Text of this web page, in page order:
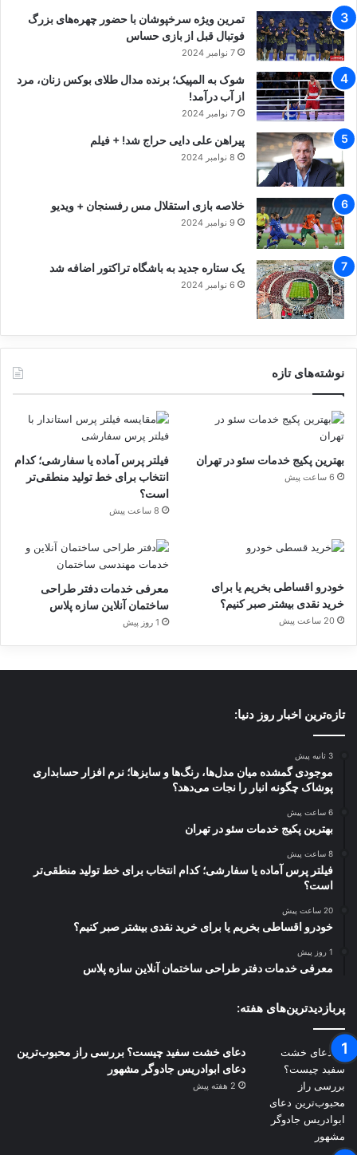
تمرین ویژه سرخپوشان با حضور چهره‌های بزرگ
فوتبال قبل از بازی حساس
7 نوامبر 2024
شوک به المپیک؛ برنده مدال طلای بوکس زنان، مرد
از آب درآمد!
7 نوامبر 2024
پیراهن علی دایی حراج شد! + فیلم
8 نوامبر 2024
خلاصه بازی استقلال مس رفسنجان + ویدیو
9 نوامبر 2024
یک ستاره جدید به باشگاه تراکتور اضافه شد
6 نوامبر 2024
نوشته‌های تازه
بهترین پکیج خدمات سئو در تهران
6 ساعت پیش
فیلتر پرس آماده یا سفارشی؛ کدام
انتخاب برای خط تولید منطقی‌تر
است؟
8 ساعت پیش
خودرو اقساطی بخریم یا برای
خرید نقدی بیشتر صبر کنیم؟
20 ساعت پیش
معرفی خدمات دفتر طراحی
ساختمان آنلاین سازه پلاس
1 روز پیش
تازه‌ترین اخبار روز دنیا:
3 ثانیه پیش
موجودی گمشده میان مدل‌ها، رنگ‌ها و سایزها؛ نرم افزار حسابداری
پوشاک چگونه انبار را نجات می‌دهد؟
6 ساعت پیش
بهترین پکیج خدمات سئو در تهران
8 ساعت پیش
فیلتر پرس آماده یا سفارشی؛ کدام انتخاب برای خط تولید منطقی‌تر
است؟
20 ساعت پیش
خودرو اقساطی بخریم یا برای خرید نقدی بیشتر صبر کنیم؟
1 روز پیش
معرفی خدمات دفتر طراحی ساختمان آنلاین سازه پلاس
پربازدیدترین‌های هفته:
دعای خشت سفید چیست؟ بررسی راز محبوب‌ترین
دعای ابوادریس جادوگر مشهور
2 هفته پیش